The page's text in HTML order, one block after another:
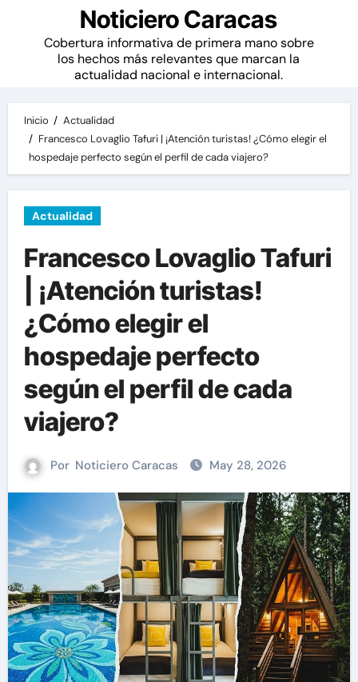
Noticiero Caracas
Cobertura informativa de primera mano sobre
los hechos más relevantes que marcan la
actualidad nacional e internacional.
Inicio
Actualidad
Francesco Lovaglio Tafuri | ¡Atención turistas! ¿Cómo elegir el
hospedaje perfecto según el perfil de cada viajero?
Actualidad
Francesco Lovaglio Tafuri
| ¡Atención turistas!
¿Cómo elegir el
hospedaje perfecto
según el perfil de cada
viajero?
Por Noticiero Caracas May 28, 2026